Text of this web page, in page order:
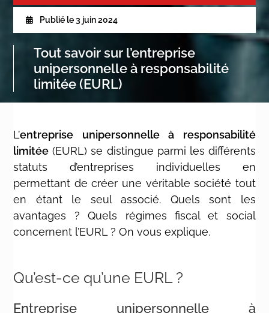
Publié le 3 juin 2024
Tout savoir sur l’entreprise
unipersonnelle à responsabilité
limitée (EURL)
L’entreprise unipersonnelle à responsabilité
limitée (EURL) se distingue parmi les différents
statuts d’entreprises individuelles en
permettant de créer une véritable société tout
en étant le seul associé. Quels sont les
avantages ? Quels régimes fiscal et social
concernent l’EURL ? On vous explique.
Qu’est-ce qu’une EURL ?
Entreprise unipersonnelle à